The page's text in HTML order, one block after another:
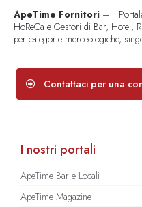
ApeTime Fornitori – Il
HoReCa e Gestori di Bar, Hotel,
per categorie merceologiche,
Contattaci per una
I nostri portali
ApeTime Bar e Locali
ApeTime Magazine